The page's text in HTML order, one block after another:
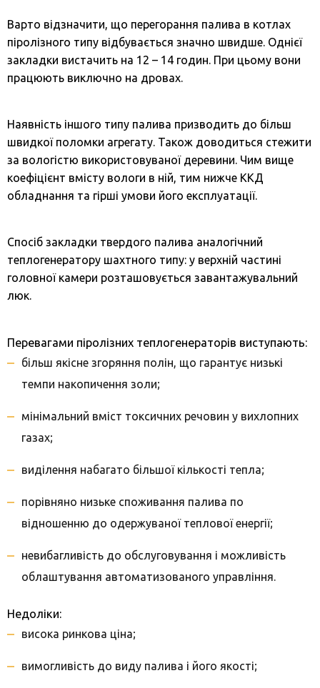
Варто відзначити, що перегорання палива в котлах
піролізного типу відбувається значно швидше. Однієї
закладки вистачить на 12 – 14 годин. При цьому вони
працюють виключно на дровах.
Наявність іншого типу палива призводить до більш
швидкої поломки агрегату. Також доводиться стежити
за вологістю використовуваної деревини. Чим вище
коефіцієнт вмісту вологи в ній, тим нижче ККД
обладнання та гірші умови його експлуатації.
Спосіб закладки твердого палива аналогічний
теплогенератору шахтного типу: у верхній частині
головної камери розташовується завантажувальний
люк.
Перевагами піролізних теплогенераторів виступають:
більш якісне згоряння полін, що гарантує низькі
темпи накопичення золи;
мінімальний вміст токсичних речовин у вихлопних
газах;
виділення набагато більшої кількості тепла;
порівняно низьке споживання палива по
відношенню до одержуваної теплової енергії;
невибагливість до обслуговування і можливість
облаштування автоматизованого управління.
Недоліки:
висока ринкова ціна;
вимогливість до виду палива і його якості;